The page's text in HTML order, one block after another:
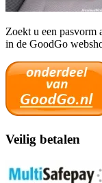
Zoekt u een pasvorm
in de GoodGo
Veilig betalen